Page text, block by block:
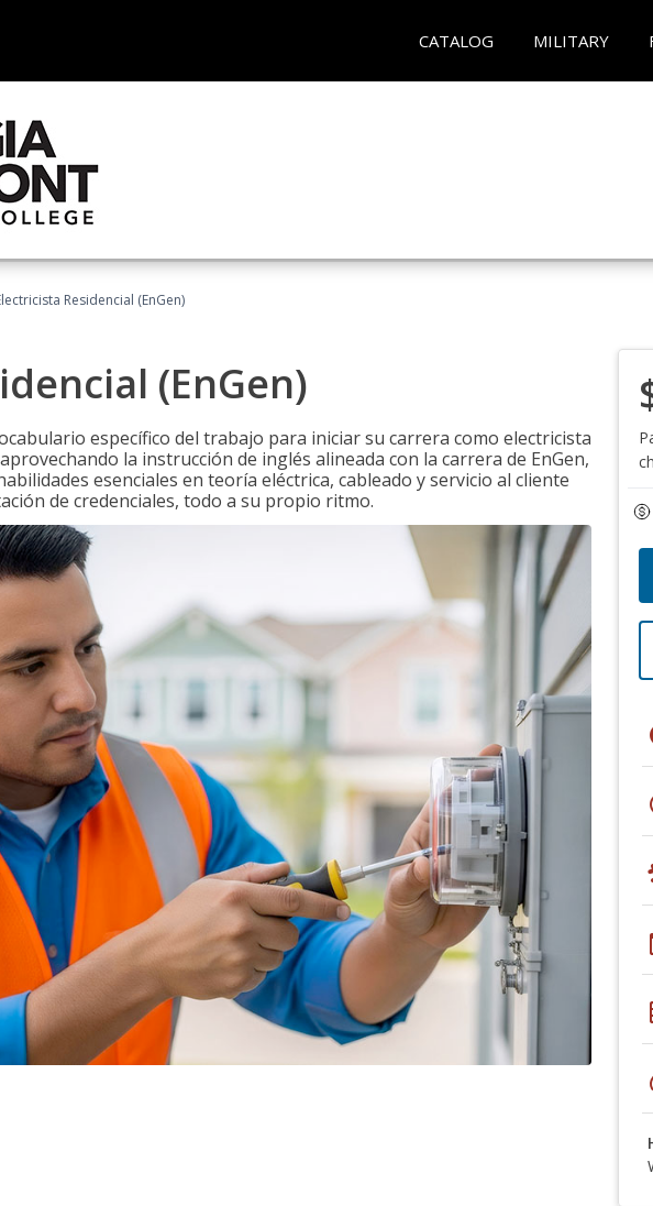
CATALOG MILITARY
Residencial (EnGen)
(EnGen)
específico del trabajo para iniciar su carrera como electricista
la instrucción de inglés alineada con la carrera de EnGen,
esenciales en teoría eléctrica, cableado y servicio al cliente
de credenciales, todo a su propio ritmo.